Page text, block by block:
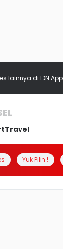
lainnya di IDN App
Travel
Yuk Pilih !